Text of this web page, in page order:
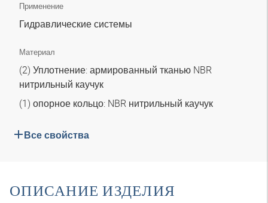
Применение
Гидравлические системы
Материал
(2) Уплотнение: армированный тканью NBR
нитрильный каучук
(1) опорное кольцо: NBR нитрильный каучук
Все свойства
ОПИСАНИЕ ИЗДЕЛИЯ